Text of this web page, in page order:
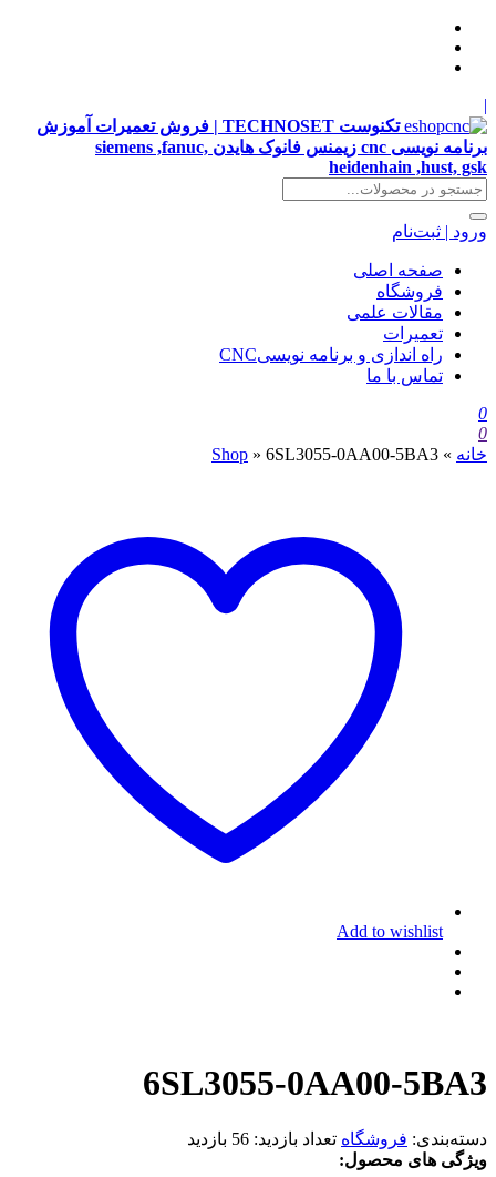
|
تکنوست TECHNOSET | فروش تعمیرات آموزش
برنامه نویسی cnc زیمنس فانوک هایدن siemens ,fanuc,
heidenhain ,hust, gsk
ورود | ثبت‌نام
صفحه اصلی
فروشگاه
مقالات علمی
تعمیرات
راه اندازی و برنامه نویسیCNC
تماس با ما
0
0
خانه »
Shop » 6SL3055-0AA00-5BA3
Add to wishlist
6SL3055-0AA00-5BA3
دسته‌بندی: فروشگاه تعداد بازدید: 56 بازدید
ویژگی های محصول: